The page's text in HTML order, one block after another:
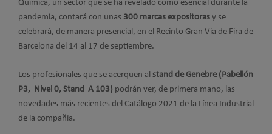
Química, un sector que se ha revelado como esencial durante la
pandemia, contará con unas 300 marcas expositoras y se
celebrará, de manera presencial, en el Recinto Gran Vía de Fira de
Barcelona del 14 al 17 de septiembre.
Los profesionales que se acerquen al stand de Genebre (Pabellón
P3, Nivel 0, Stand A 103) podrán ver, de primera mano, las
novedades más recientes del Catálogo 2021 de la Línea Industrial
de la compañía.